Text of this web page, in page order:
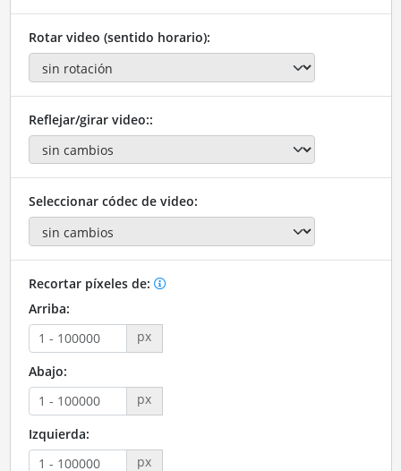
Rotar video (sentido horario):
Reflejar/girar video::
Seleccionar códec de video:
Recortar píxeles de:
Arriba:
px
Abajo:
px
Izquierda:
px